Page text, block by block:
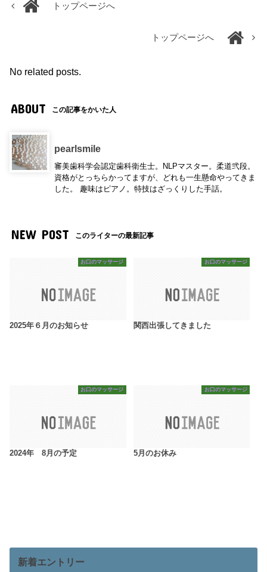
トップページへ
トップページへ
No related posts.
ABOUT この記事をかいた人
pearlsmile
審美歯科学会認定歯科衛生士。NLPマスター。柔道弐段。
資格がとっちらかってますが、どれも一生懸命やってきま
した。 趣味はピアノ。特技はざっくりした手話。
NEW POST このライターの最新記事
お口のマッサージ
2025年６月のお知らせ
お口のマッサージ
関西出張してきました
お口のマッサージ
2024年 8月の予定
お口のマッサージ
5月のお休み
新着エントリー